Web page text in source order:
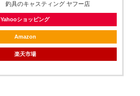
釣具のキャスティング ヤフー店
Yahooショッピング
Amazon
楽天市場